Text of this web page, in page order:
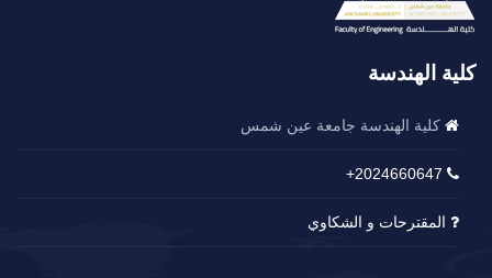
كلية الهندسة
كلية الهندسة جامعة عين شمس
2024660647+
المقترحات و الشكاوي